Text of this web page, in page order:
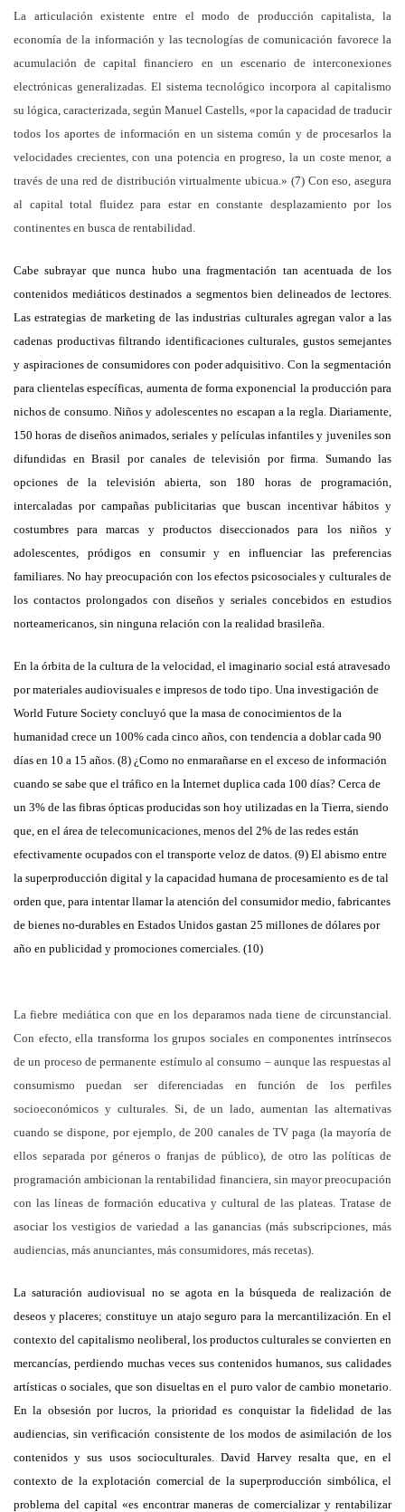
La articulación existente entre el modo de producción capitalista, la
economía de la información y las tecnologías de comunicación favorece la
acumulación de capital financiero en un escenario de interconexiones
electrónicas generalizadas. El sistema tecnológico incorpora al capitalismo
su lógica, caracterizada, según Manuel Castells, «por la capacidad de traducir
todos los aportes de información en un sistema común y de procesarlos la
velocidades crecientes, con una potencia en progreso, la un coste menor, a
través de una red de distribución virtualmente ubicua.» (7) Con eso, asegura
al capital total fluidez para estar en constante desplazamiento por los
continentes en busca de rentabilidad.
Cabe subrayar que nunca hubo una fragmentación tan acentuada de los
contenidos mediáticos destinados a segmentos bien delineados de lectores.
Las estrategias de marketing de las industrias culturales agregan valor a las
cadenas productivas filtrando identificaciones culturales, gustos semejantes
y aspiraciones de consumidores con poder adquisitivo. Con la segmentación
para clientelas específicas, aumenta de forma exponencial la producción para
nichos de consumo. Niños y adolescentes no escapan a la regla. Diariamente,
150 horas de diseños animados, seriales y películas infantiles y juveniles son
difundidas en Brasil por canales de televisión por firma. Sumando las
opciones de la televisión abierta, son 180 horas de programación,
intercaladas por campañas publicitarias que buscan incentivar hábitos y
costumbres para marcas y productos diseccionados para los niños y
adolescentes, pródigos en consumir y en influenciar las preferencias
familiares. No hay preocupación con los efectos psicosociales y culturales de
los contactos prolongados con diseños y seriales concebidos en estudios
norteamericanos, sin ninguna relación con la realidad brasileña.
En la órbita de la cultura de la velocidad, el imaginario social está atravesado
por materiales audiovisuales e impresos de todo tipo. Una investigación de
World Future Society concluyó que la masa de conocimientos de la
humanidad crece un 100% cada cinco años, con tendencia a doblar cada 90
días en 10 a 15 años. (8) ¿Como no enmarañarse en el exceso de información
cuando se sabe que el tráfico en la Internet duplica cada 100 días? Cerca de
un 3% de las fibras ópticas producidas son hoy utilizadas en la Tierra, siendo
que, en el área de telecomunicaciones, menos del 2% de las redes están
efectivamente ocupados con el transporte veloz de datos. (9) El abismo entre
la superproducción digital y la capacidad humana de procesamiento es de tal
orden que, para intentar llamar la atención del consumidor medio, fabricantes
de bienes no-durables en Estados Unidos gastan 25 millones de dólares por
año en publicidad y promociones comerciales. (10)
La fiebre mediática con que en los deparamos nada tiene de circunstancial.
Con efecto, ella transforma los grupos sociales en componentes intrínsecos
de un proceso de permanente estímulo al consumo – aunque las respuestas al
consumismo puedan ser diferenciadas en función de los perfiles
socioeconómicos y culturales. Si, de un lado, aumentan las alternativas
cuando se dispone, por ejemplo, de 200 canales de TV paga (la mayoría de
ellos separada por géneros o franjas de público), de otro las políticas de
programación ambicionan la rentabilidad financiera, sin mayor preocupación
con las líneas de formación educativa y cultural de las plateas. Tratase de
asociar los vestigios de variedad a las ganancias (más subscripciones, más
audiencias, más anunciantes, más consumidores, más recetas).
La saturación audiovisual no se agota en la búsqueda de realización de
deseos y placeres; constituye un atajo seguro para la mercantilización. En el
contexto del capitalismo neoliberal, los productos culturales se convierten en
mercancías, perdiendo muchas veces sus contenidos humanos, sus calidades
artísticas o sociales, que son disueltas en el puro valor de cambio monetario.
En la obsesión por lucros, la prioridad es conquistar la fidelidad de las
audiencias, sin verificación consistente de los modos de asimilación de los
contenidos y sus usos socioculturales. David Harvey resalta que, en el
contexto de la explotación comercial de la superproducción simbólica, el
problema del capital «es encontrar maneras de comercializar y rentabilizar